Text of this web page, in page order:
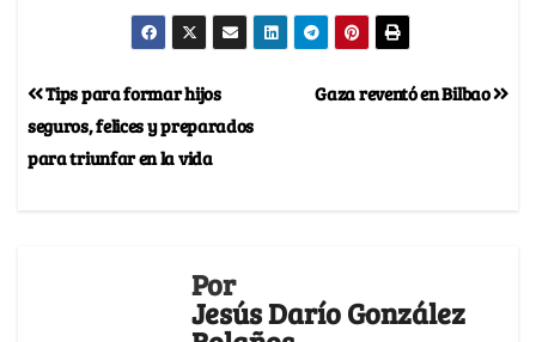
Gaza reventó en Bilbao
Tips para formar hijos
seguros, felices y preparados
para triunfar en la vida
Por
Jesús Darío González